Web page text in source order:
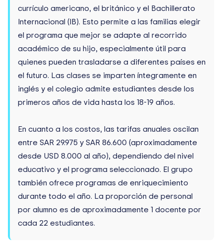
currículo americano, el británico y el Bachillerato
Internacional (IB). Esto permite a las familias elegir
el programa que mejor se adapte al recorrido
académico de su hijo, especialmente útil para
quienes pueden trasladarse a diferentes países en
el futuro. Las clases se imparten íntegramente en
inglés y el colegio admite estudiantes desde los
primeros años de vida hasta los 18-19 años.
En cuanto a los costos, las tarifas anuales oscilan
entre SAR 29.975 y SAR 86.600 (aproximadamente
desde USD 8.000 al año), dependiendo del nivel
educativo y el programa seleccionado. El grupo
también ofrece programas de enriquecimiento
durante todo el año. La proporción de personal
por alumno es de aproximadamente 1 docente por
cada 22 estudiantes.